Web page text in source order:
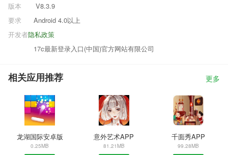
版本
V8.3.9
要求
Android 4.0以上
隐私政策
开发者
17c最新登录入口(中国)官方网站有限公司
相关应用推荐 更多
龙湖国际安卓版
0.25MB
意外艺术APP
81.21MB
千面秀APP
99.28MB